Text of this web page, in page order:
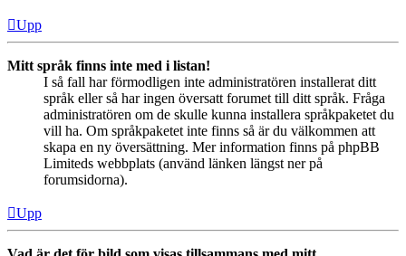
Upp
Mitt språk finns inte med i listan!
I så fall har förmodligen inte administratören installerat ditt
språk eller så har ingen översatt forumet till ditt språk. Fråga
administratören om de skulle kunna installera språkpaketet du
vill ha. Om språkpaketet inte finns så är du välkommen att
skapa en ny översättning. Mer information finns på phpBB
Limiteds webbplats (använd länken längst ner på
forumsidorna).
Upp